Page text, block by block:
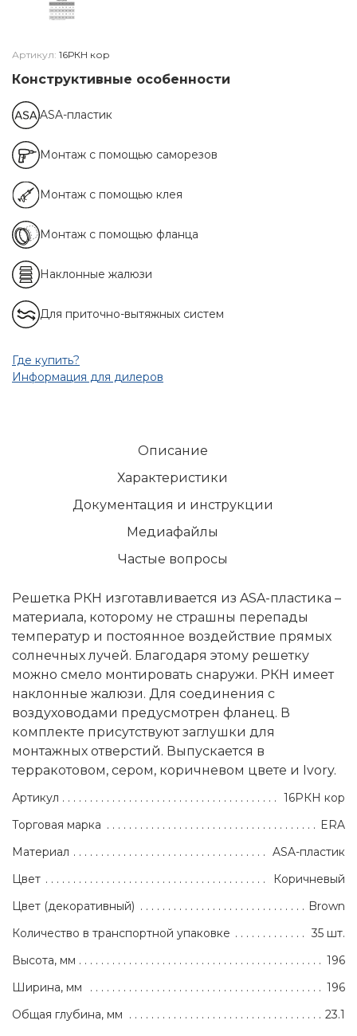
Артикул: 16РКН кор
Конструктивные особенности
ASA-пластик
Монтаж с помощью саморезов
Монтаж с помощью клея
Монтаж с помощью фланца
Наклонные жалюзи
Для приточно-вытяжных систем
Где купить?
Информация для дилеров
Описание
Характеристики
Документация и инструкции
Медиафайлы
Частые вопросы
Решетка РКН изготавливается из ASA-пластика –
материала, которому не страшны перепады
температур и постоянное воздействие прямых
солнечных лучей. Благодаря этому решетку
можно смело монтировать снаружи. РКН имеет
наклонные жалюзи. Для соединения с
воздуховодами предусмотрен фланец. В
комплекте присутствуют заглушки для
монтажных отверстий. Выпускается в
терракотовом, сером, коричневом цвете и Ivory.
Артикул
16РКН кор
Торговая марка
ERA
Материал
ASA-пластик
Цвет
Коричневый
Цвет (декоративный)
Brown
Количество в транспортной упаковке
35 шт.
Высота, мм
196
Ширина, мм
196
Общая глубина, мм
23.1